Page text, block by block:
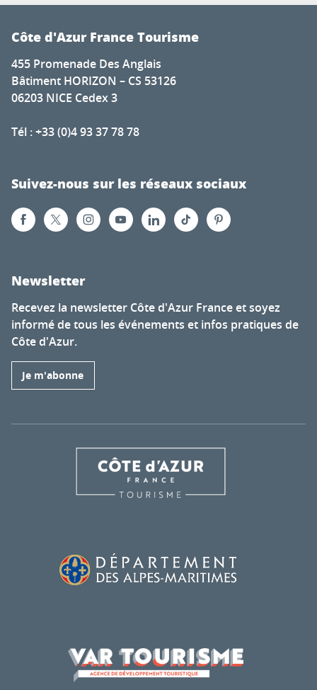
Côte d'Azur France Tourisme
455 Promenade Des Anglais
Bâtiment HORIZON – CS 53126
06203 NICE Cedex 3
Tél : +33 (0)4 93 37 78 78
Suivez-nous sur les réseaux sociaux
Newsletter
Recevez la newsletter Côte d'Azur France et soyez
informé de tous les événements et infos pratiques de
Côte d'Azur.
Je m'abonne